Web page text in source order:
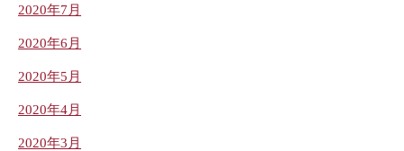
2020年7月
2020年6月
2020年5月
2020年4月
2020年3月